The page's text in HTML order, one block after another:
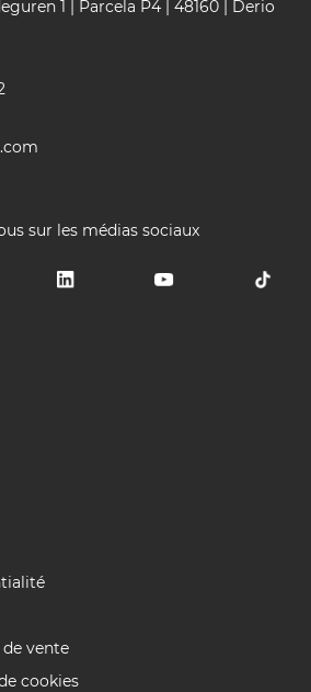
1 | Parcela P4 | 48160 | Derio
sur les médias sociaux
vente
cookies